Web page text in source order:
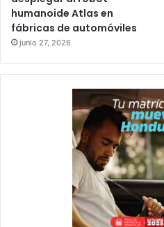
humanoide Atlas en
fábricas de automóviles
junio 27, 2026